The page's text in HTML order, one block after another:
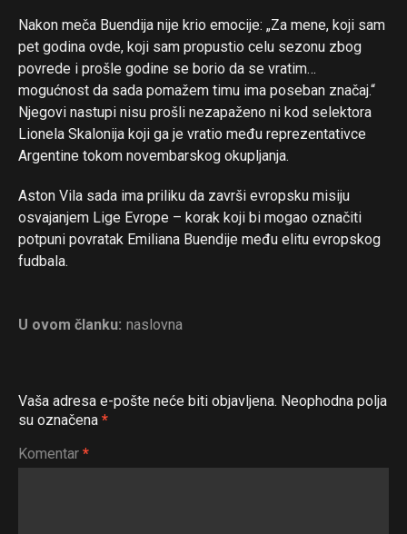
Nakon meča Buendija nije krio emocije: „Za mene, koji sam
pet godina ovde, koji sam propustio celu sezonu zbog
povrede i prošle godine se borio da se vratim…
mogućnost da sada pomažem timu ima poseban značaj.“
Njegovi nastupi nisu prošli nezapaženo ni kod selektora
Lionela Skalonija koji ga je vratio među reprezentativce
Argentine tokom novembarskog okupljanja.
Aston Vila sada ima priliku da završi evropsku misiju
osvajanjem Lige Evrope – korak koji bi mogao označiti
potpuni povratak Emiliana Buendije među elitu evropskog
fudbala.
U ovom članku: naslovna
Vaša adresa e-pošte neće biti objavljena. Neophodna polja
su označena *
Komentar *
Whatsapp